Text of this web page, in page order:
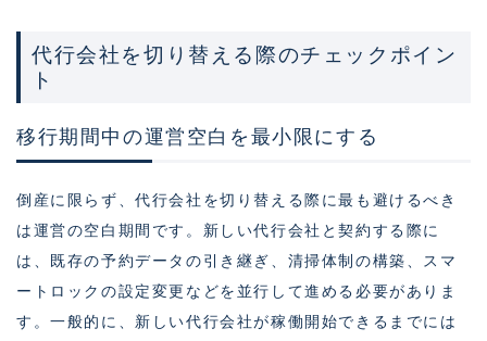
代行会社を切り替える際のチェックポイン
ト
移行期間中の運営空白を最小限にする
倒産に限らず、代行会社を切り替える際に最も避けるべき
は運営の空白期間です。新しい代行会社と契約する際に
は、既存の予約データの引き継ぎ、清掃体制の構築、スマ
ートロックの設定変更などを並行して進める必要がありま
す。一般的に、新しい代行会社が稼働開始できるまでには